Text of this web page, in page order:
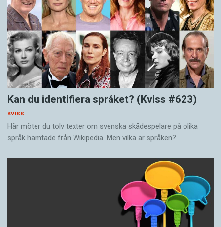
Kan du identifiera språket? (Kviss #623)
KVISS
Här möter du tolv texter om svenska skådespelare på olika
språk hämtade från Wikipedia. Men vilka är språken?